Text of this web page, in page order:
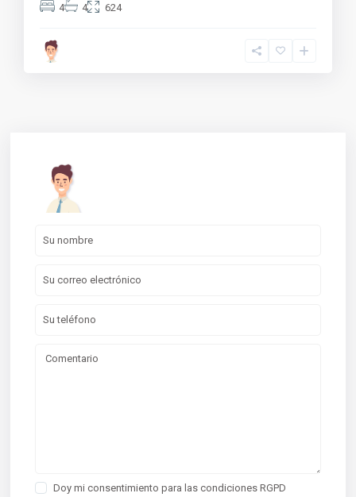
4 4 624
Doy mi consentimiento para lascondiciones RGPD